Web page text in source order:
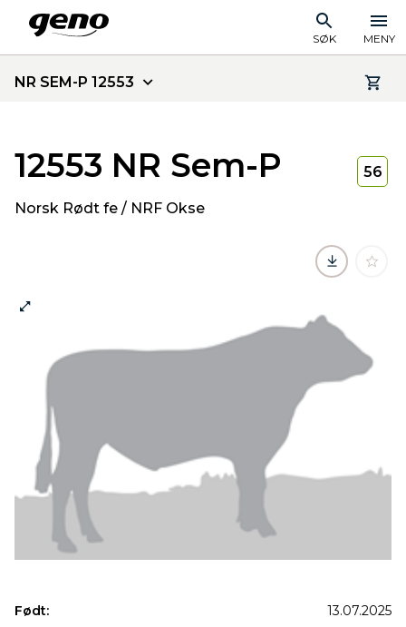
SØK MENY
NR SEM-P 12553
12553 NR Sem-P
Norsk Rødt fe / NRF Okse
56
Født:
13.07.2025